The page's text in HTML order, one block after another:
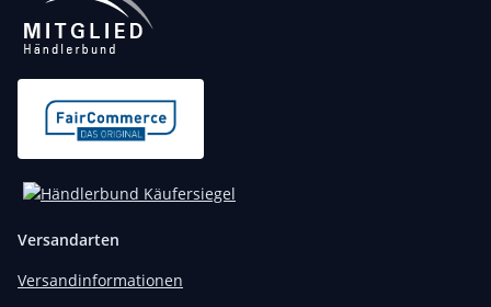
Versandarten
Versandinformationen